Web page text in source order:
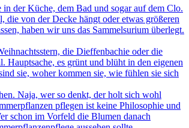
der Küche, dem Bad und sogar auf dem Clo.
die von der Decke hängt oder etwas größeren
haben wir uns das Sammelsurium überlegt.
die Dieffenbachie oder die
Hauptsache, es grünt und blüht in den eigenen
sie, woher kommen sie, wie fühlen sie sich
Naja, wer so denkt, der holt sich wohl
pflegen ist keine Philosophie und
schon im Vorfeld die Blumen danach